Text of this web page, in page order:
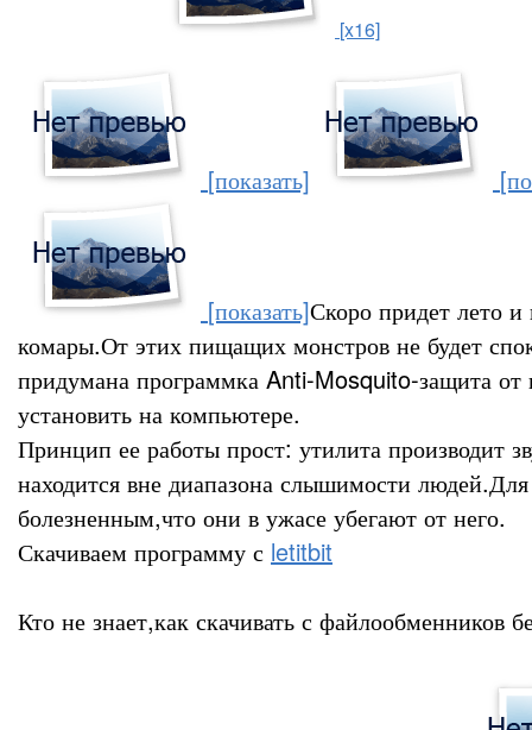
[x16]
[показать]
[показать]Скоро придет лето и
комары.От этих пищащих монстров не будет
придумана программка Anti-Mosquito-защита от
установить на компьютере.
Принцип ее работы прост: утилита производит
находится вне диапазона слышимости
болезненным,что они в ужасе убегают от него.
Скачиваем программу с letitbit
Кто не знает,как скачивать с файлообменников